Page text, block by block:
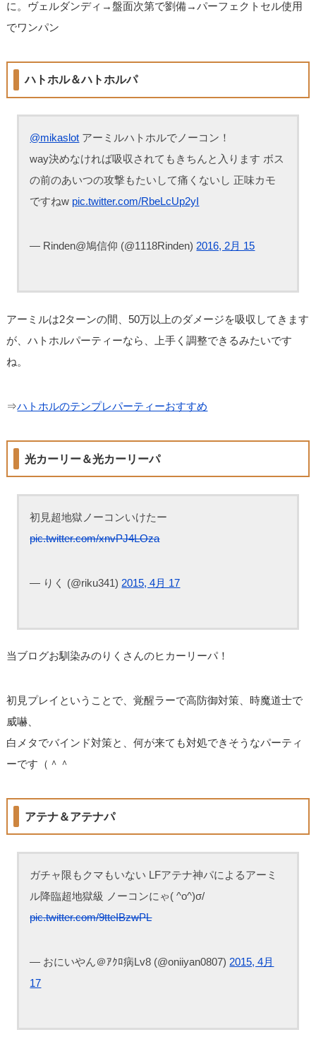
に。ヴェルダンディ→盤面次第で劉備→パーフェクトセル使用
でワンパン
ハトホル＆ハトホルパ
@mikaslot アーミルハトホルでノーコン！
way決めなければ吸収されてもきちんと入ります ボス
の前のあいつの攻撃もたいして痛くないし 正味カモ
ですねw pic.twitter.com/RbeLcUp2yI
— Rinden@鳩信仰 (@1118Rinden)2016, 2月 15
アーミルは2ターンの間、50万以上のダメージを吸収してきます
が、ハトホルパーティーなら、上手く調整できるみたいです
ね。
⇒ハトホルのテンプレパーティーおすすめ
光カーリー＆光カーリーパ
初見超地獄ノーコンいけたー
pic.twitter.com/xnvPJ4LOza
— りく (@riku341) 2015, 4月 17
当ブログお馴染みのりくさんのヒカーリーパ！
初見プレイということで、覚醒ラーで高防御対策、時魔道士で
威嚇、
白メタでバインド対策と、何が来ても対処できそうなパーティ
ーです（＾＾
アテナ＆アテナパ
ガチャ限もクマもいない LFアテナ神パによるアーミ
ル降臨超地獄級 ノーコンにゃ( ^o^)σ/
pic.twitter.com/9tteIBzwPL
— おにいやん＠ｱｸﾛ病Lv8 (@oniiyan0807) 2015, 4月
17